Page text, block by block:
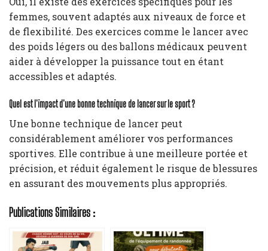
femmes, souvent adaptés aux niveaux de force et
de flexibilité. Des exercices comme le lancer avec
des poids légers ou des ballons médicaux peuvent
aider à développer la puissance tout en étant
accessibles et adaptés.
Quel est l'impact d'une bonne technique de lancer sur le sport ?
Une bonne technique de lancer peut
considérablement améliorer vos performances
sportives. Elle contribue à une meilleure portée et
précision, et réduit également le risque de blessures
en assurant des mouvements plus appropriés.
Publications Similaires :